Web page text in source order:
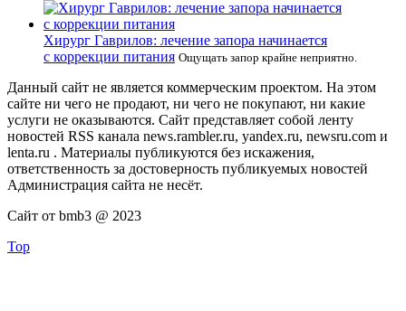
Хирург Гаврилов: лечение запора начинается
с коррекции питания Ощущать запор крайне неприятно.
Данный сайт не является коммерческим проектом. На этом
сайте ни чего не продают, ни чего не покупают, ни какие
услуги не оказываются. Сайт представляет собой ленту
новостей RSS канала news.rambler.ru, yandex.ru, newsru.com и
lenta.ru . Материалы публикуются без искажения,
ответственность за достоверность публикуемых новостей
Администрация сайта не несёт.
Сайт от bmb3 @ 2023
Top